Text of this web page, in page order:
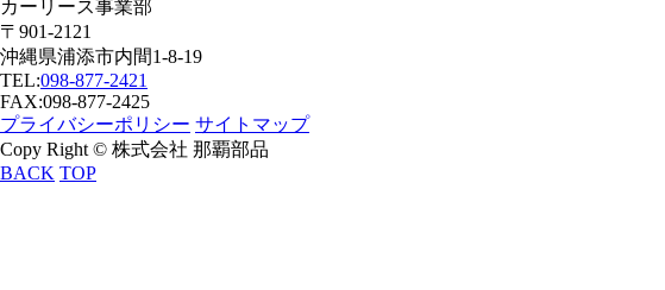
カーリース事業部
〒901-2121
沖縄県浦添市内間1-8-19
TEL:098-877-2421
FAX:098-877-2425
プライバシーポリシー サイトマップ
Copy Right © 株式会社 那覇部品
BACK TOP